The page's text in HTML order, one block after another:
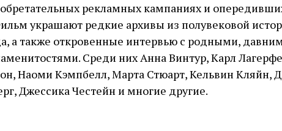
рекламных кампаниях и
украшают редкие архивы из полувековой
а также откровенные интервью с родными,
Среди них Анна Винтур, Карл
Наоми Кэмпбелл, Марта Стюарт, Кельвин Кляйн,
Джессика Честейн и многие другие.